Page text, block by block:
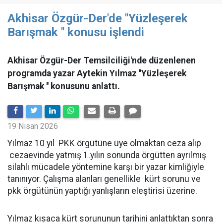
Akhisar Özgür-Der'de ''Yüzleşerek
Barışmak '' konusu işlendi
Akhisar Özgür-Der Temsilciliği'nde düzenlenen
programda yazar Aytekin Yılmaz ''Yüzleşerek
Barışmak '' konusunu anlattı.
19 Nisan 2026
Yılmaz 10 yıl PKK örgütüne üye olmaktan ceza alıp
cezaevinde yatmış 1.yılın sonunda örgütten ayrılmış
silahlı mücadele yöntemine karşı bir yazar kimliğiyle
tanınıyor. Çalışma alanları genellikle kürt sorunu ve
pkk örgütünün yaptığı yanlışların eleştirisi üzerine.
Yılmaz kısaca kürt sorununun tarihini anlattıktan sonra